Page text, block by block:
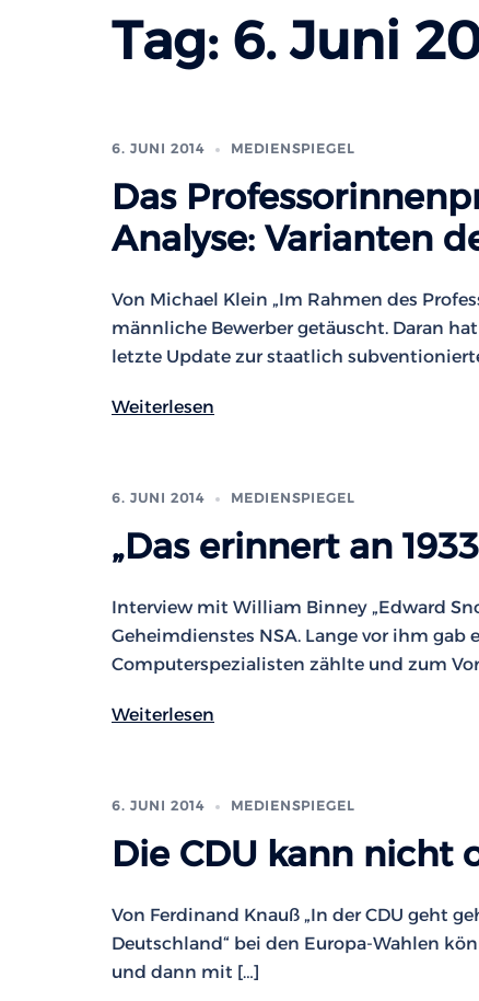
Tag: 6. Juni
6. JUNI 2014 MEDIENSPIEGEL
Das
Analyse: Varianten
Von Michael Klein „Im Rahmen des
männliche Bewerber getäuscht. Daran
letzte Update zur staatlich
Weiterlesen
6. JUNI 2014 MEDIENSPIEGEL
„Das erinnert an
Interview mit William Binney „Edward
Geheimdienstes NSA. Lange vor ihm gab
Computerspezialisten zählte und zum
Weiterlesen
6. JUNI 2014 MEDIENSPIEGEL
Die CDU kann nicht
Von Ferdinand Knauß „In der CDU geht
Deutschland“ bei den Europa-Wahlen
und dann mit […]